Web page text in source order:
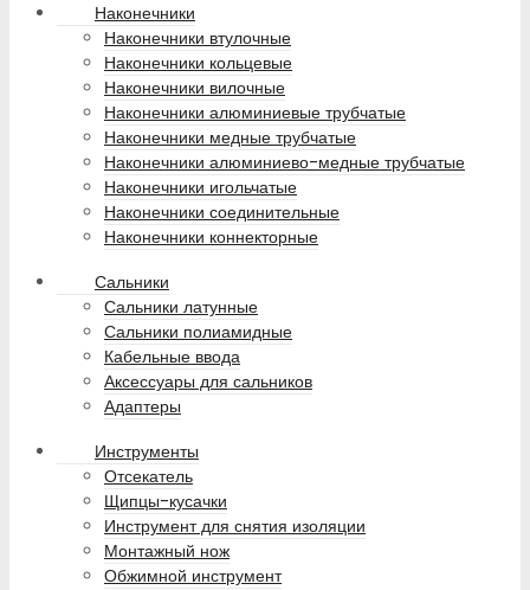
Наконечники
Наконечники втулочные
Наконечники кольцевые
Наконечники вилочные
Наконечники алюминиевые трубчатые
Наконечники медные трубчатые
Наконечники алюминиево-медные трубчатые
Наконечники игольчатые
Наконечники соединительные
Наконечники коннекторные
Сальники
Сальники латунные
Сальники полиамидные
Кабельные ввода
Аксессуары для сальников
Адаптеры
Инструменты
Отсекатель
Щипцы-кусачки
Инструмент для снятия изоляции
Монтажный нож
Обжимной инструмент